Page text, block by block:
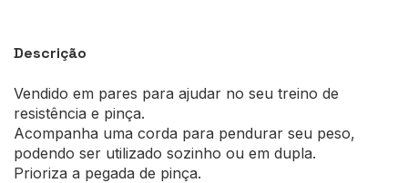
Descrição
Vendido em pares para ajudar no seu treino de
resistência e pinça.
Acompanha uma corda para pendurar seu peso,
podendo ser utilizado sozinho ou em dupla.
Prioriza a pegada de pinça.